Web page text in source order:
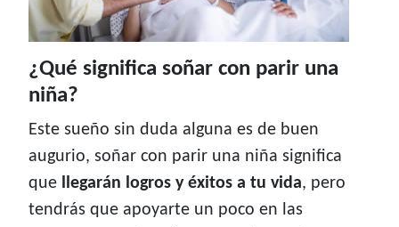
¿Qué significa soñar con parir una
niña?
Este sueño sin duda alguna es de buen
augurio, soñar con parir una niña significa
que llegarán logros y éxitos a tu vida, pero
tendrás que apoyarte un poco en las